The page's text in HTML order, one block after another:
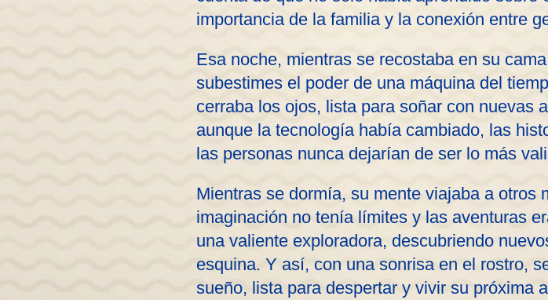
importancia de la familia y la conexión entre
Esa noche, mientras se recostaba en su
subestimes el poder de una máquina del
cerraba los ojos, lista para soñar con nuevas
aunque la tecnología había cambiado, las
las personas nunca dejarían de ser lo más
Mientras se dormía, su mente viajaba a otros
imaginación no tenía límites y las aventuras
una valiente exploradora, descubriendo
esquina. Y así, con una sonrisa en el rostro,
sueño, lista para despertar y vivir su próxima